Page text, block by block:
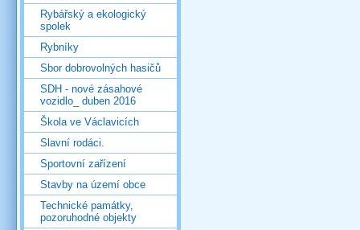
Rybářský a ekologický
spolek
Rybníky
Sbor dobrovolných hasičů
SDH - nové zásahové
vozidlo_ duben 2016
Škola ve Václavicích
Slavní rodáci.
Sportovní zařízení
Stavby na území obce
Technické památky,
pozoruhodné objekty